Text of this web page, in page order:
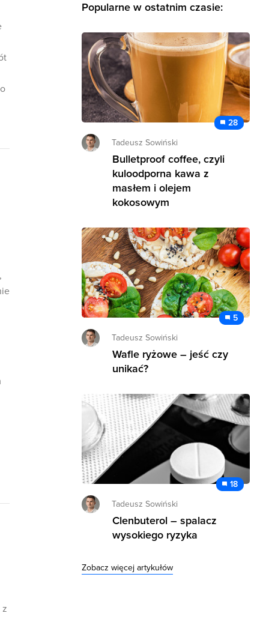
z
Popularne w ostatnim czasie:
28
Tadeusz Sowiński
Bulletproof coffee, czyli
kuloodporna kawa z
masłem i olejem
kokosowym
5
Tadeusz Sowiński
Wafle ryżowe – jeść czy
unikać?
18
Tadeusz Sowiński
Clenbuterol – spalacz
wysokiego ryzyka
Zobacz więcej artykułów